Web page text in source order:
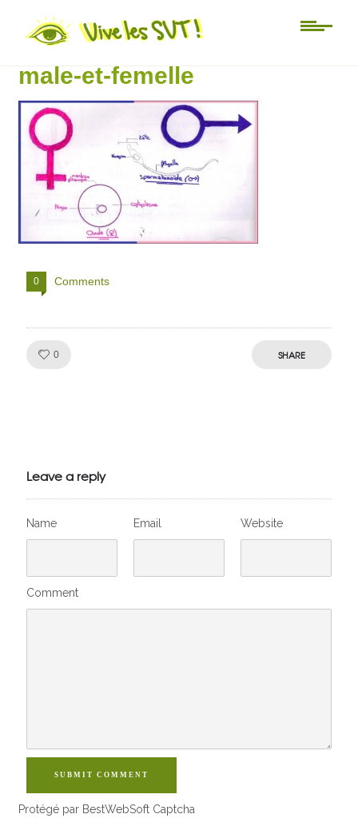
Non classé
cellules-reproductrices-
male-et-femelle
0 Comments
0 SHARE
Leave a reply
Name Email Website
Comment
SUBMIT COMMENT
Protégé par BestWebSoft Captcha